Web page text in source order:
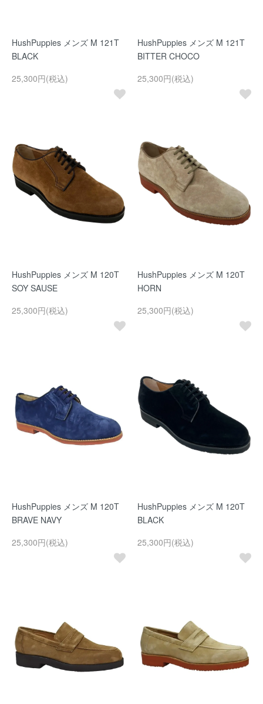
HushPuppies メンズ M 121T
BLACK
25,300円(税込)
HushPuppies メンズ M 121T
BITTER CHOCO
25,300円(税込)
HushPuppies メンズ M 120T
SOY SAUSE
25,300円(税込)
HushPuppies メンズ M 120T
HORN
25,300円(税込)
HushPuppies メンズ M 120T
BRAVE NAVY
25,300円(税込)
HushPuppies メンズ M 120T
BLACK
25,300円(税込)